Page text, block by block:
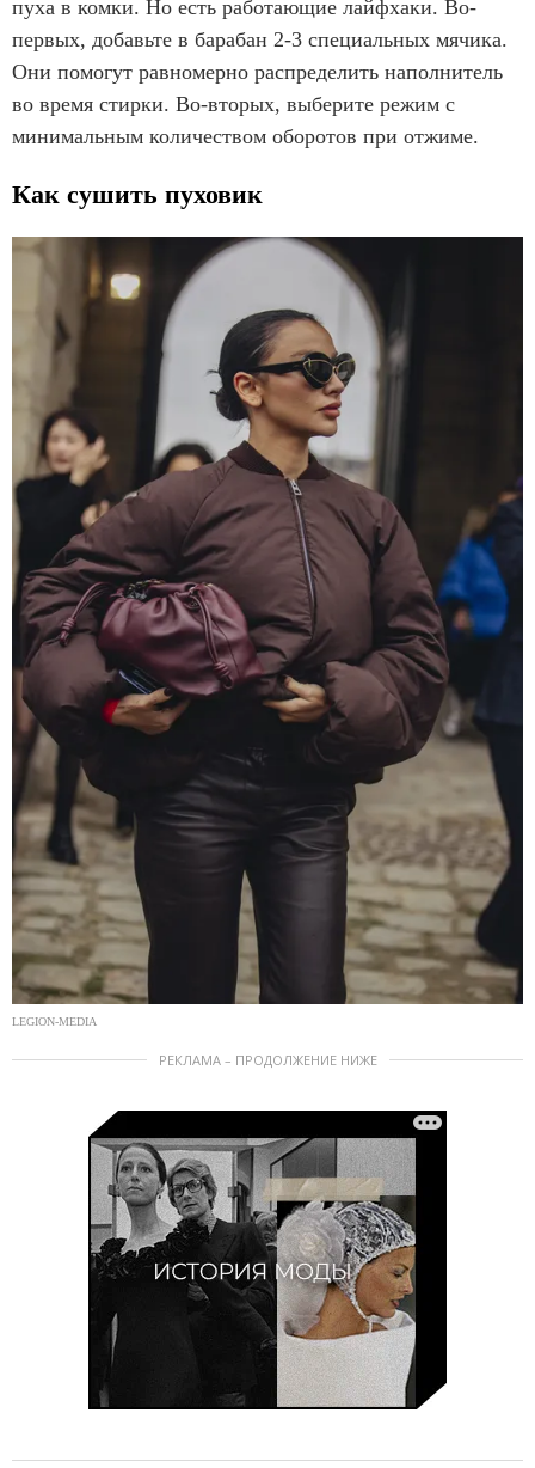
пуха в комки. Но есть работающие лайфхаки. Во-
первых, добавьте в барабан 2-3 специальных мячика.
Они помогут равномерно распределить наполнитель
во время стирки. Во-вторых, выберите режим с
минимальным количеством оборотов при отжиме.
Как сушить пуховик
LEGION-MEDIA
РЕКЛАМА – ПРОДОЛЖЕНИЕ НИЖЕ